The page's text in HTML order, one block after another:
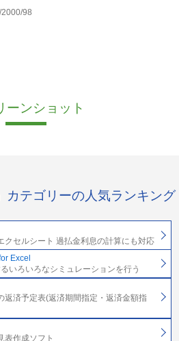
98
ーンショット
カテゴリーの人気ランキング
クセルシート 過払金利息の計算にも対応
Excel
いろいろなシミュレーションを行う
返済予定表(返済期間指定・返済金額指
表作成ソフト